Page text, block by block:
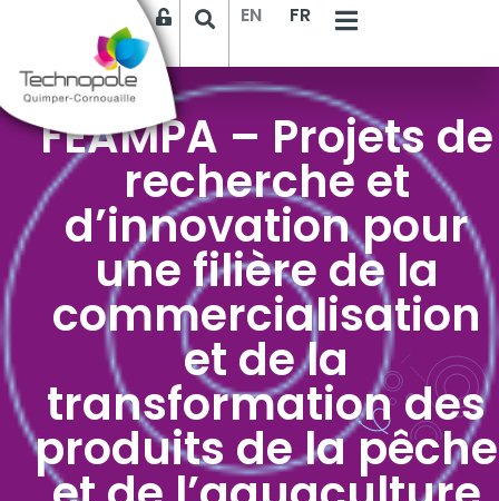
EN FR
FEAMPA – Projets de
recherche et
d’innovation pour
une filière de la
commercialisation
et de la
transformation des
produits de la pêche